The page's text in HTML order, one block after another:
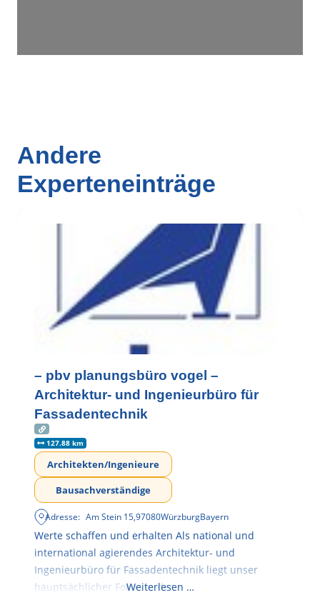
Andere
Experteneinträge
– pbv planungsbüro vogel –
Architektur- und Ingenieurbüro für
Fassadentechnik
127.88 km
Architekten/Ingenieure
Bausachverständige
Adresse: Am Stein 15,97080WürzburgBayern
Werte schaffen und erhalten Als national und
international agierendes Architektur- und
Ingenieurbüro für Fassadentechnik liegt unser
hauptsächlicher Fokus in der
Weiterlesen …